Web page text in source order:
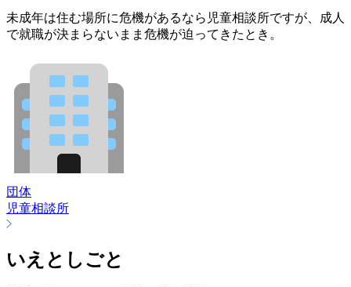
未成年は住む場所に危機があるなら児童相談所ですが、成人
で就職が決まらないまま危機が迫ってきたとき。
団体
児童相談所
いえとしごと